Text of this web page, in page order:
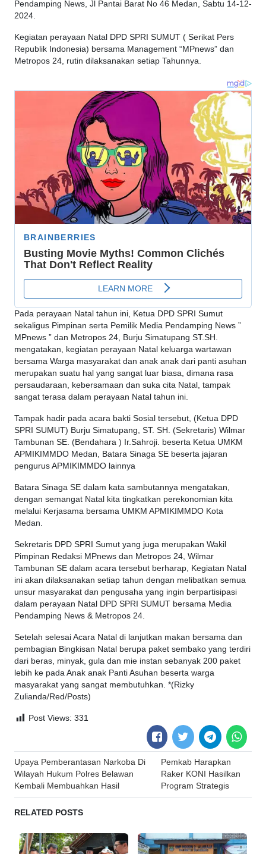
Pendamping News, Jl Pantai Barat No 46 Medan, Sabtu 14-12-
2024.
Kegiatan perayaan Natal DPD SPRI SUMUT ( Serikat Pers
Republik Indonesia) bersama Management “MPnews” dan
Metropos 24, rutin dilaksanakan setiap Tahunnya.
Pada perayaan Natal tahun ini, Ketua DPD SPRI Sumut
sekaligus Pimpinan serta Pemilik Media Pendamping News ”
MPnews ” dan Metropos 24, Burju Simatupang ST.SH.
mengatakan, kegiatan perayaan Natal keluarga wartawan
bersama Warga masyarakat dan anak anak dari panti asuhan
merupakan suatu hal yang sangat luar biasa, dimana rasa
persaudaraan, kebersamaan dan suka cita Natal, tampak
sangat terasa dalam perayaan Natal tahun ini.
Tampak hadir pada acara bakti Sosial tersebut, (Ketua DPD
SPRI SUMUT) Burju Simatupang, ST. SH. (Sekretaris) Wilmar
Tambunan SE. (Bendahara ) Ir.Sahroji. beserta Ketua UMKM
APMIKIMMDO Medan, Batara Sinaga SE beserta jajaran
pengurus APMIKIMMDO lainnya
Batara Sinaga SE dalam kata sambutannya mengatakan,
dengan semangat Natal kita tingkatkan perekonomian kita
melalui Kerjasama bersama UMKM APMIKIMMDO Kota
Medan.
Sekretaris DPD SPRI Sumut yang juga merupakan Wakil
Pimpinan Redaksi MPnews dan Metropos 24, Wilmar
Tambunan SE dalam acara tersebut berharap, Kegiatan Natal
ini akan dilaksanakan setiap tahun dengan melibatkan semua
unsur masyarakat dan pengusaha yang ingin berpartisipasi
dalam perayaan Natal DPD SPRI SUMUT bersama Media
Pendamping News & Metropos 24.
Setelah selesai Acara Natal di lanjutkan makan bersama dan
pembagian Bingkisan Natal berupa paket sembako yang terdiri
dari beras, minyak, gula dan mie instan sebanyak 200 paket
lebih ke pada Anak anak Panti Asuhan beserta warga
masyarakat yang sangat membutuhkan. *(Rizky
Zulianda/Red/Posts)
Post Views: 331
Post
navigation
Upaya Pemberantasan Narkoba Di
Wilayah Hukum Polres Belawan
Kembali Membuahkan Hasil
Pemkab Harapkan
Raker KONI Hasilkan
Program Strategis
RELATED POSTS